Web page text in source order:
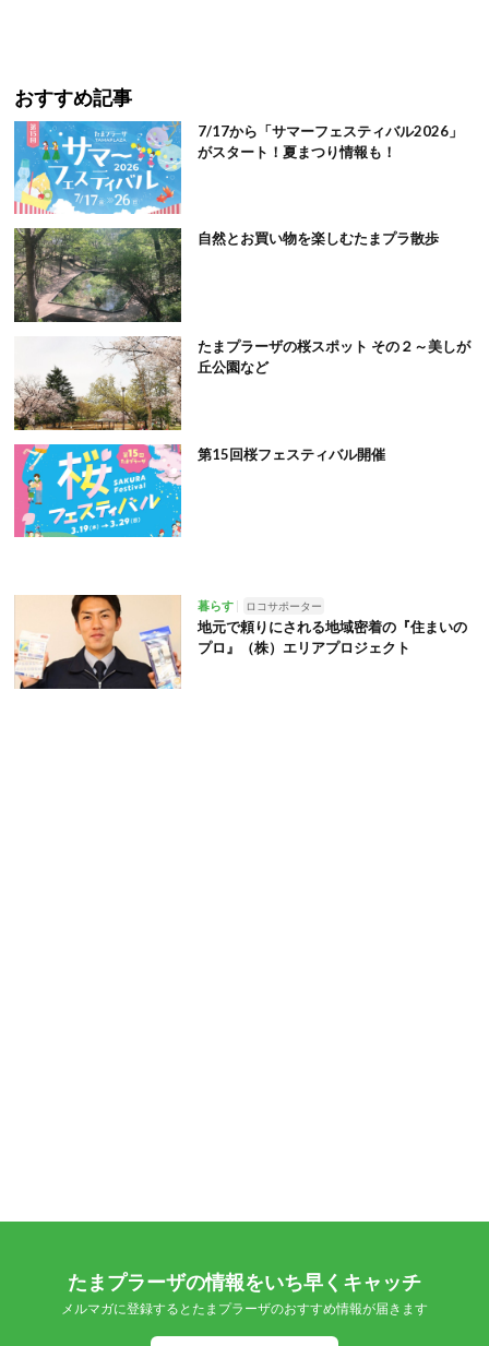
おすすめ記事
7/17から「サマーフェスティバル2026」
がスタート！夏まつり情報も！
自然とお買い物を楽しむたまプラ散歩
たまプラーザの桜スポット その２～美しが
丘公園など
第15回桜フェスティバル開催
暮らす ロコサポーター
地元で頼りにされる地域密着の『住まいの
プロ』（株）エリアプロジェクト
たまプラーザの情報をいち早くキャッチ
メルマガに登録するとたまプラーザのおすすめ情報が届きます